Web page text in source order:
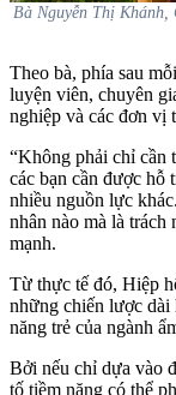
Bà Nguyễn Thị
Theo bà, phía sau
luyện viên, chuyên
nghiệp và các đơn vị
“Không phải chỉ cần
các bạn cần được hỗ
nhiều nguồn lực
nhân nào mà là trách
mạnh.
Từ thực tế đó, Hiệp
những chiến lược dài
năng trẻ của ngành
Bởi nếu chỉ dựa vào
tố tiềm năng có thể